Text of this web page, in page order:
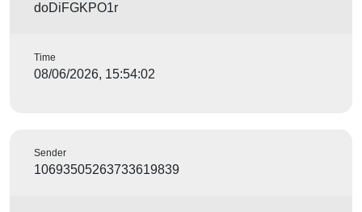
doDiFGKPO1r
Time
08/06/2026, 15:54:02
Sender
10693505263733619839